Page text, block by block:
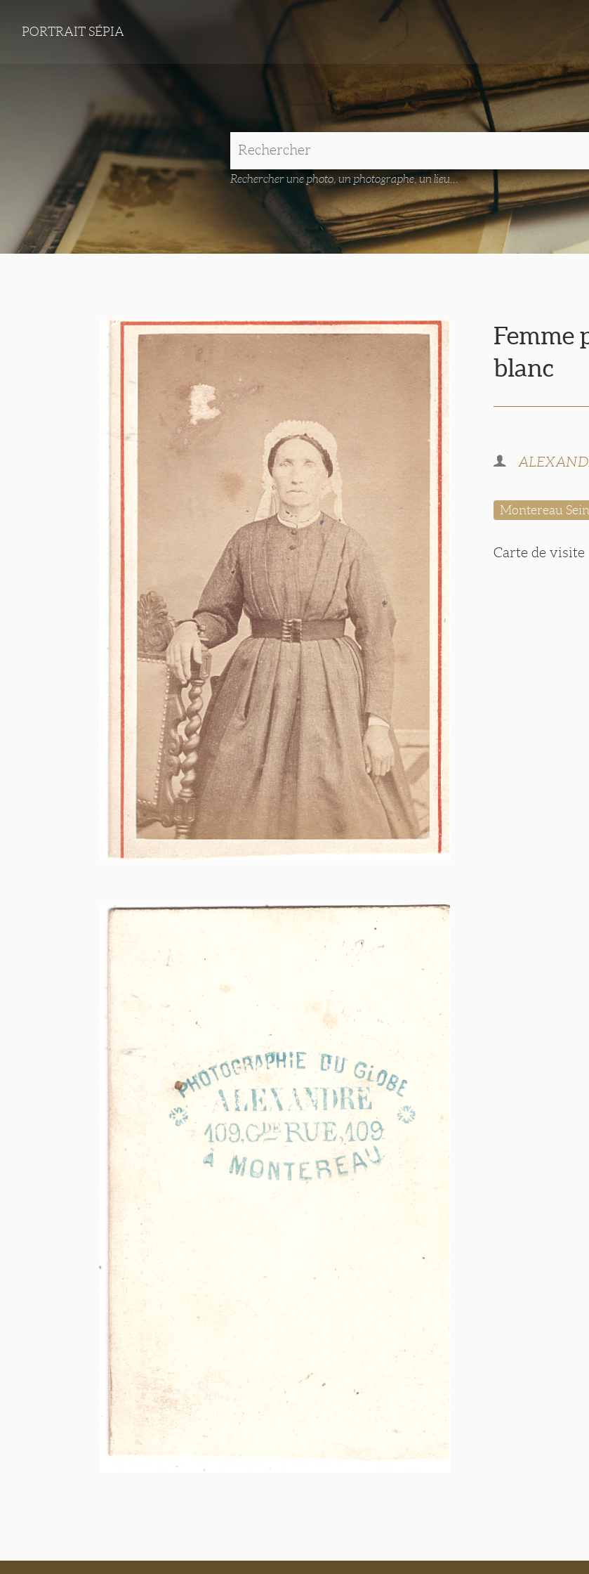
PORTRAIT SÉPIA
Rechercher une photo, un photographe, un lieu...
Femme
blanc
Montereau
Carte de visite